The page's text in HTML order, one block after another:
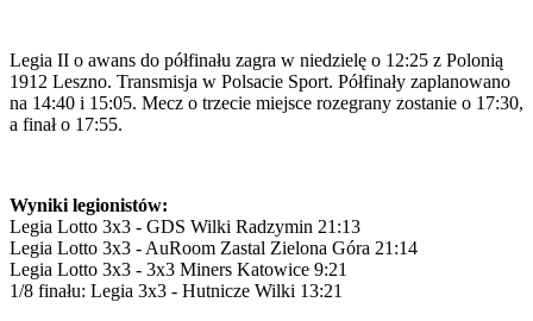
Legia II o awans do półfinału zagra w niedzielę o 12:25 z Polonią
1912 Leszno. Transmisja w Polsacie Sport. Półfinały zaplanowano
na 14:40 i 15:05. Mecz o trzecie miejsce rozegrany zostanie o 17:30,
a finał o 17:55.
Wyniki legionistów:
Legia Lotto 3x3 - GDS Wilki Radzymin 21:13
Legia Lotto 3x3 - AuRoom Zastal Zielona Góra 21:14
Legia Lotto 3x3 - 3x3 Miners Katowice 9:21
1/8 finału: Legia 3x3 - Hutnicze Wilki 13:21